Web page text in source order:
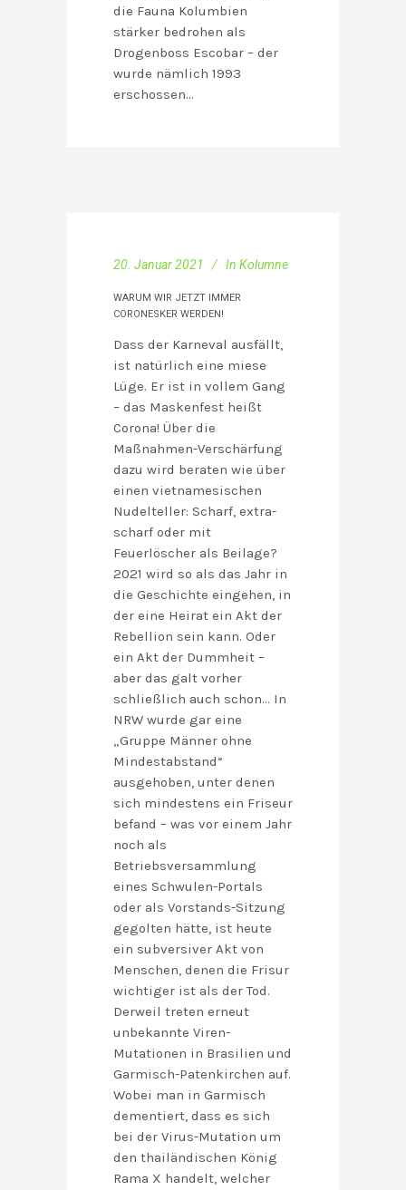
die Fauna Kolumbien
stärker bedrohen als
Drogenboss Escobar – der
wurde nämlich 1993
erschossen…
20. Januar 2021 In Kolumne
WARUM WIR JETZT IMMER
CORONESKER WERDEN!
Dass der Karneval ausfällt,
ist natürlich eine miese
Lüge. Er ist in vollem Gang
– das Maskenfest heißt
Corona! Über die
Maßnahmen-Verschärfung
dazu wird beraten wie über
einen vietnamesischen
Nudelteller: Scharf, extra-
scharf oder mit
Feuerlöscher als Beilage?
2021 wird so als das Jahr in
die Geschichte eingehen, in
der eine Heirat ein Akt der
Rebellion sein kann. Oder
ein Akt der Dummheit –
aber das galt vorher
schließlich auch schon… In
NRW wurde gar eine
„Gruppe Männer ohne
Mindestabstand“
ausgehoben, unter denen
sich mindestens ein Friseur
befand – was vor einem Jahr
noch als
Betriebsversammlung
eines Schwulen-Portals
oder als Vorstands-Sitzung
gegolten hätte, ist heute
ein subversiver Akt von
Menschen, denen die Frisur
wichtiger ist als der Tod.
Derweil treten erneut
unbekannte Viren-
Mutationen in Brasilien und
Garmisch-Patenkirchen auf.
Wobei man in Garmisch
dementiert, dass es sich
bei der Virus-Mutation um
den thailändischen König
Rama X handelt, welcher